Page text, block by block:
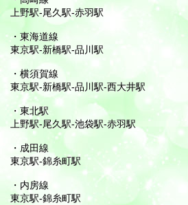
上野駅-尾久駅-赤羽駅
・東海道線
東京駅-新橋駅-品川駅
・横須賀線
東京駅-新橋駅-品川駅-西大井駅
・東北駅
上野駅-尾久駅-池袋駅-赤羽駅
・成田線
東京駅-錦糸町駅
・内房線
東京駅-錦糸町駅